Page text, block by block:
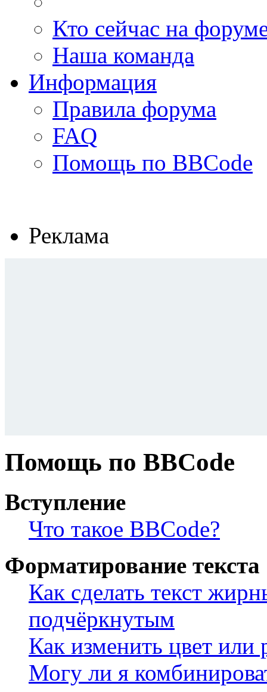
Кто сейчас на
Наша команда
Информация
Правила форума
FAQ
Помощь по BBCode
Реклама
Помощь по BBCode
Вступление
Что такое BBCode?
Форматирование текста
Как сделать текст
подчёркнутым
Как изменить цвет или
Могу ли я